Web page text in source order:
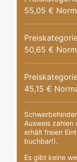
55,05 €
50,65 €
45,15 €
Ausweis zahlen
erhält freien
buchbar!).
Es gibt keine